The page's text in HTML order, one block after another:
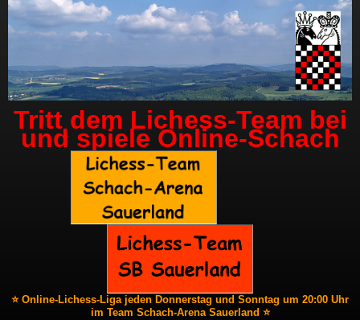
Tritt dem Lichess-Team bei
und spiele Online-Schach
⭐ Online-Lichess-Liga jeden Donnerstag und Sonntag um 20:00 Uhr
im Team Schach-Arena Sauerland ⭐